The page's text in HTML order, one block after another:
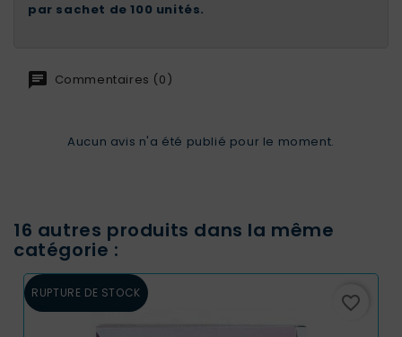
par sachet de 100 unités.
Commentaires (0)
Aucun avis n'a été publié pour le moment.
16 autres produits dans la même
catégorie :
RUPTURE DE STOCK favorite_border